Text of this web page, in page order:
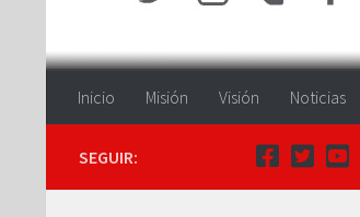
Inicio Misión Visión Noticias
SEGUIR: